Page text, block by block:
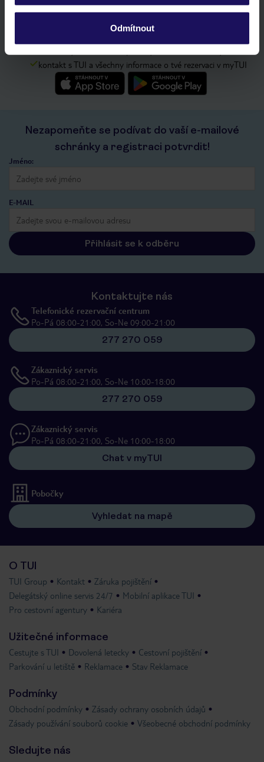
Odmítnout
Stáhněte si bezplatnou aplikaci TUI
rychlé vyhledávání a prohlížení nabídek
kontakt s TUI a všechny informace o tvé rezervaci v myTUI
Nezapomeňte se podívat do vaší e-mailové
schránky a registraci potvrdit!
Jméno:
E-MAIL
Přihlásit se k odběru
Kontaktujte nás
Telefonické rezervační centrum
Po-Pá 08:00-21:00, So-Ne 09:00-21:00
277 270 059
Zákaznický servis
Po-Pá 08:00-21:00, So-Ne 10:00-18:00
277 270 059
Zákaznický servis
Po-Pá 08:00-21:00, So-Ne 10:00-18:00
Chat v myTUI
Pobočky
Vyhledat na mapě
O TUI
TUI Group Kontakt
Záruka pojištění
Delegátský online servis 24/7
Mobilní aplikace TUI
Pro cestovní agentury
Kariéra
Užitečné informace
Cestujte s TUI Dovolená letecky
Cestovní pojištění
Parkování u letiště
Reklamace Stav Reklamace
Podmínky
Obchodní podmínky
Zásady ochrany osobních údajů
Zásady používání souborů cookie
Všeobecné obchodní podmínky
Sledujte nás